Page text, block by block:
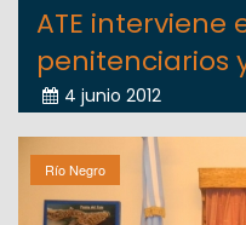
ATE interviene
penitenciarios
4 junio 2012
Río Negro